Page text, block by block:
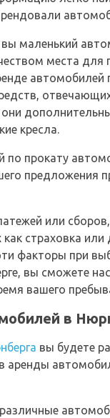
маленький
места для
автомобилей
кресла.
по прокату
предложения
или
страховка
факторы при
вы сможете
вашего
в
вы будете
аренды